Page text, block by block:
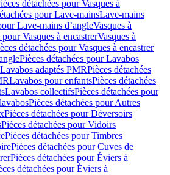
détachées pour Vasques à
pour Lave-mainsLave-mains
Lave-mains d’angleVasques à
pour Vasques à encastrerVasques à
détachées pour Vasques à encastrer
Pièces détachées pour Lavabos
Lavabos adaptés PMRPièces détachées
Lavabos pour enfantsPièces détachées
Lavabos collectifsPièces détachées pour
Pièces détachées pour Autres
Pièces détachées pour Déversoirs
Pièces détachées pour Vidoirs
Pièces détachées pour Timbres
Pièces détachées pour Cuves de
Pièces détachées pour Éviers à
détachées pour Éviers à